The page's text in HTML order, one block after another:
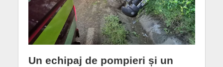
Un echipaj de pompieri și un